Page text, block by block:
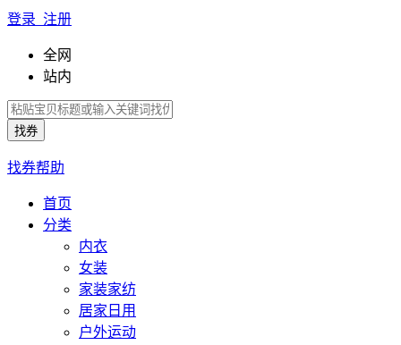
登录 注册
全网
站内
找券帮助
首页
分类
内衣
女装
家装家纺
居家日用
户外运动